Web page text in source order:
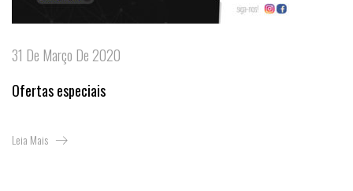
31 De Março De 2020
Ofertas especiais
Leia Mais